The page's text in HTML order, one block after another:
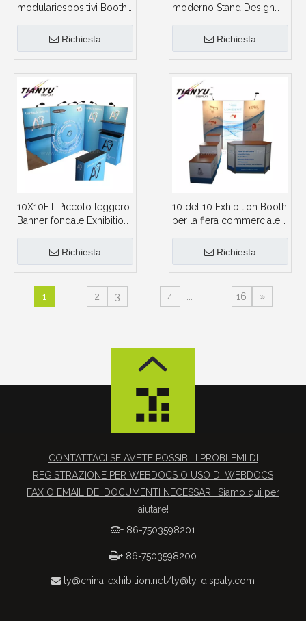
modulariespositivi Booth
visualizzazioneRichiesta
moderno Stand Design
Richiesta
10X10FT Piccolo leggero
Banner fondale Exhibition
Richiesta
10 del 10 Exhibition Booth
per la fiera commerciale,
Booth Exhibition Design
Richiesta
1 2 3 4 16 »
CONTATTACI SE AVETE POSSIBILI PROBLEMI DI
REGISTRAZIONE PER WEBDOCS O USO DI WEBDOCS
FAX O EMAIL DEI DOCUMENTI NECESSARI. Siamo qui per
aiutare!
+ 86-7503598201
+ 86-7503598200
 ty@china-exhibition.net/ty@ty-dispaly.com